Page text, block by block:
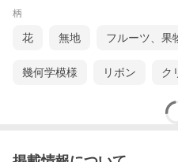
柄
花 無地 フルーツ、果
幾何学模様 リボン ク